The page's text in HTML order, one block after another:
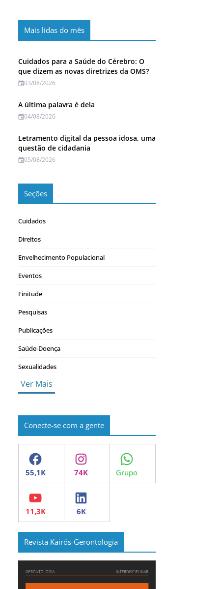
Mais lidas do mês
Cuidados para a Saúde do Cérebro: O
que dizem as novas diretrizes da OMS?
03/08/2026
A última palavra é dela
04/08/2026
Letramento digital da pessoa idosa, uma
questão de cidadania
05/08/2026
Seções
Cuidados
Direitos
Envelhecimento Populacional
Eventos
Finitude
Pesquisas
Publicações
Saúde-Doença
Sexualidades
Ver Mais
Conecte-se com a gente
Facebook Instagram WhatsApp
YouTube LinkedIn
Revista Kairós-Gerontologia